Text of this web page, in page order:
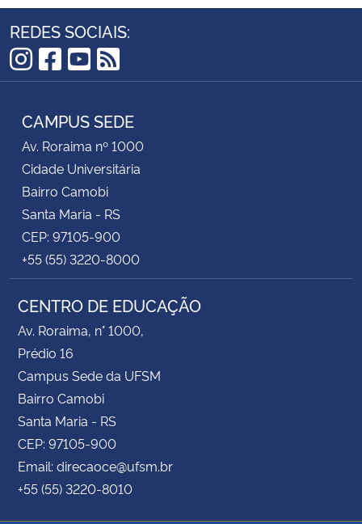
REDES SOCIAIS:
Instagram
Facebook
YouTube
RSS
CAMPUS SEDE
Av. Roraima nº 1000
Cidade Universitária
Bairro Camobi
Santa Maria - RS
CEP: 97105-900
+55 (55) 3220-8000
CENTRO DE EDUCAÇÃO
Av. Roraima, n° 1000,
Prédio 16
Campus Sede da UFSM
Bairro Camobi
Santa Maria - RS
CEP: 97105-900
Email: direcaoce@ufsm.br
+55 (55) 3220-8010